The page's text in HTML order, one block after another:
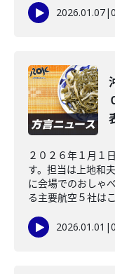
2026.01.07|
２０２６年１月１
す。担当は上地和
に会場でのおしゃ
る主要航空５社は
2026.01.01 |